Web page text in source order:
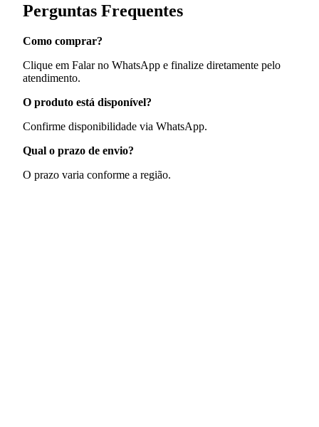
Perguntas Frequentes
Como comprar?
Clique em Falar no WhatsApp e finalize diretamente pelo
atendimento.
O produto está disponível?
Confirme disponibilidade via WhatsApp.
Qual o prazo de envio?
O prazo varia conforme a região.